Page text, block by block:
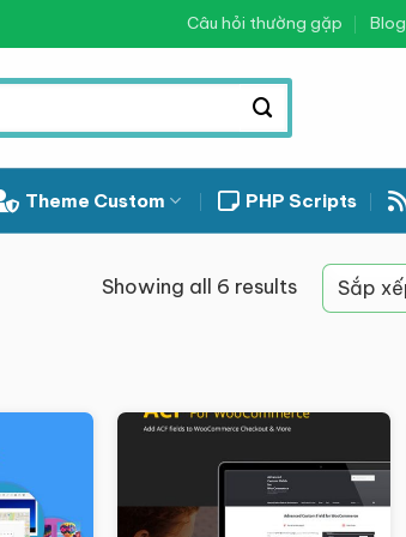
Câu hỏi thường gặp Blog
Theme Custom PHP Scripts
Showing all 6 results
Giảm giá!